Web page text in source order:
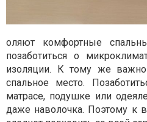
оляют комфортные
позаботиться о
изоляции. К тому же важно
спальное место.
матрасе, подушке или
даже наволочка. Поэтому к